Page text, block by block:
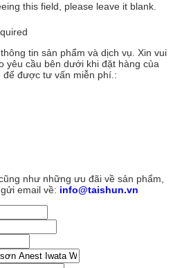
this field, please leave it blank.
tin sản phẩm và dịch vụ. Xin vui
yêu cầu bên dưới khi đặt hàng của
để được tư vấn miễn phí.:
như những ưu đãi về sản phẩm,
email về: info@taishun.vn